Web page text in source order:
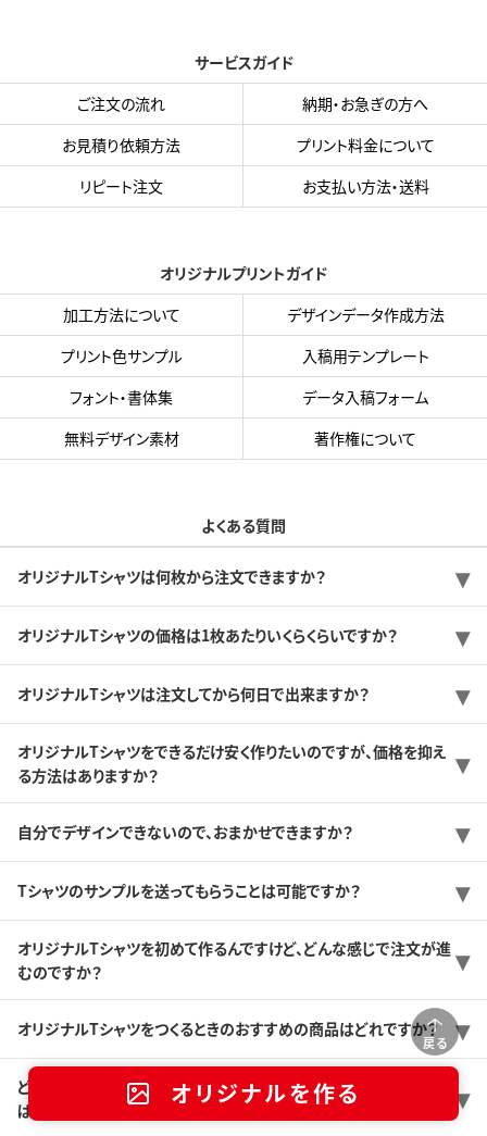
戻る
オリジナルを作る
サービスガイド
ご注文の流れ
納期・お急ぎの方へ
お見積り依頼方法
プリント料金について
リピート注文
お支払い方法・送料
オリジナルプリントガイド
加工方法について
デザインデータ作成方法
プリント色サンプル
入稿用テンプレート
フォント・書体集
データ入稿フォーム
無料デザイン素材
著作権について
よくある質問
オリジナルTシャツは何枚から注文できますか？
オリジナルTシャツの価格は1枚あたりいくらくらいですか？
オリジナルTシャツは注文してから何日で出来ますか？
オリジナルTシャツをできるだけ安く作りたいのですが、価格を抑え
る方法はありますか？
自分でデザインできないので、おまかせできますか？
Tシャツのサンプルを送ってもらうことは可能ですか？
オリジナルTシャツを初めて作るんですけど、どんな感じで注文が進
むのですか？
オリジナルTシャツをつくるときのおすすめの商品はどれですか？
どんなプリント方法がありますか？また、どんなプリント方法を選べ
ば良いのか分かりません。